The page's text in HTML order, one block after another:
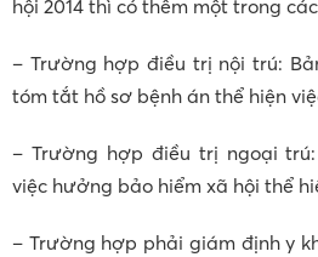
hội 2014 thì có thêm một trong
– Trường hợp điều trị nội trú:
tóm tắt hồ sơ bệnh án thể hiện
– Trường hợp điều trị ngoại
việc hưởng bảo hiểm xã hội thể
– Trường hợp phải giám định y